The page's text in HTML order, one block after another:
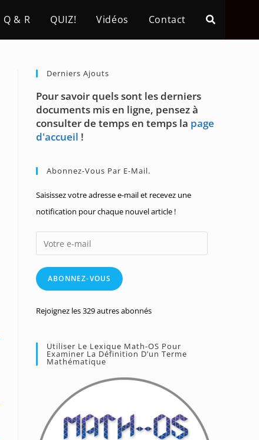
Q & R QUIZ! Vidéos Contact
Derniers Ajouts
Pour savoir quels sont les derniers
documents mis en ligne, pensez à
consulter de temps en temps la page
d'accueil !
Abonnez-Vous Par E-Mail.
Saisissez votre adresse e-mail et recevez une
notification pour chaque nouvel article !
Votre
e-
mailABONNEZ-VOUS
Rejoignez les 329 autres abonnés
Utiliser Le Lexique Math-OS Pour
Examiner La Définition D’un Terme
Mathématique